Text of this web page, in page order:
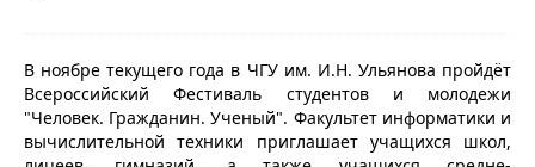
В ноябре текущего года в ЧГУ им. И.Н. Ульянова пройдёт
Всероссийский Фестиваль студентов и молодежи
"Человек. Гражданин. Ученый". Факультет информатики и
вычислительной техники приглашает учащихся школ,